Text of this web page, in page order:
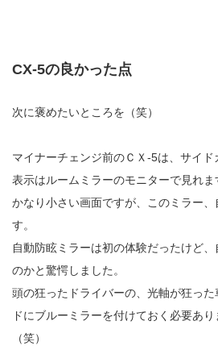
CX-5の良かった点
次に褒めたいところを（笑）
マイナーチェンジ前のＣＸ-5は、サイ
表示はルームミラーのモニターで見れま
かなり小さい画面ですが、このミラー
す。
自動防眩ミラーは初の体験だったけど
のかと驚愕しました。
頭の狂ったドライバーの、光軸が狂っ
ドにブルーミラーを付けておく必要あ
（笑）